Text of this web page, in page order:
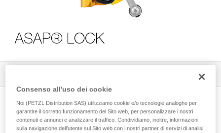
ASAP® LOCK
Consenso all'uso dei cookie
Noi (PETZL Distribution SAS) utilizziamo cookie e/o tecnologie analoghe per
garantire il corretto funzionamento del Sito web, per personalizzare i nostri
contenuti e annunci e analizzare il traffico. Condividiamo, inoltre, informazioni
sulla navigazione dell’utente sul Sito web con i nostri partner di servizi di analisi